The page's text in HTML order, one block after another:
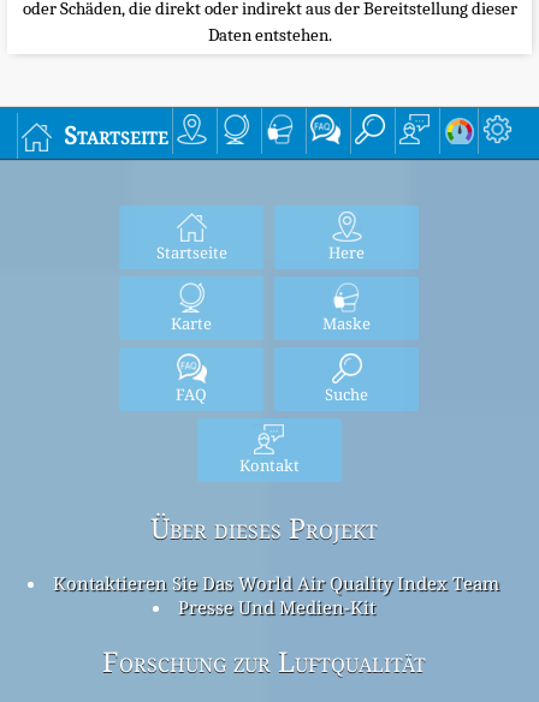
oder Schäden, die direkt oder indirekt aus der Bereitstellung dieser
Daten entstehen.
Startseite
Startseite Here
Karte Maske
FAQ Suche
Kontakt
Über dieses Projekt
Kontaktieren Sie Das World Air Quality Index Team
Presse Und Medien-Kit
Forschung zur Luftqualität